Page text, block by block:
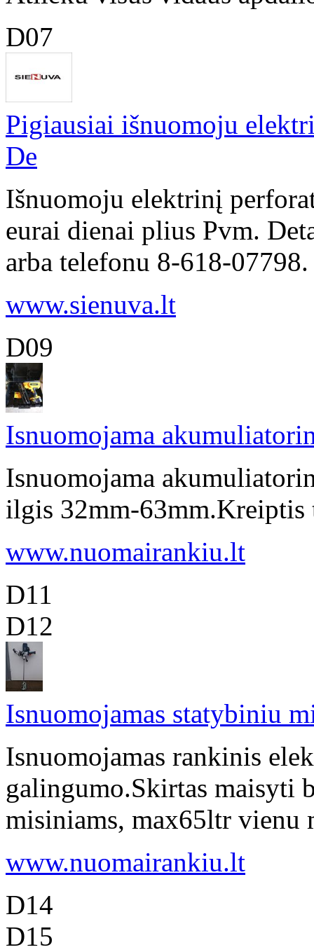
D07
Pigiausiai išnuomoju
De
Išnuomoju elektrinį
eurai dienai plius Pvm.
arba telefonu 8-618-07798.
www.sienuva.lt
D09
Isnuomojama
Isnuomojama
ilgis 32mm-63mm.Kreiptis
www.nuomairankiu.lt
D11
D12
Isnuomojamas statybiniu
Isnuomojamas rankinis
galingumo.Skirtas maisyti
misiniams, max65ltr vienu
www.nuomairankiu.lt
D14
D15